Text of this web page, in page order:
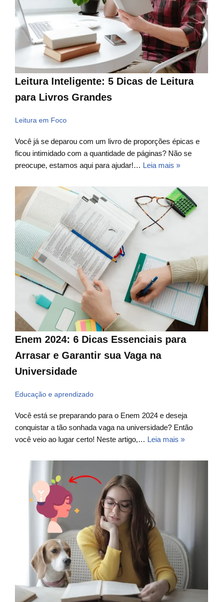
Leitura Inteligente: 5 Dicas de Leitura
para Livros Grandes
Leitura em Foco
Você já se deparou com um livro de proporções épicas e
ficou intimidado com a quantidade de páginas? Não se
preocupe, estamos aqui para ajudar!… Leia mais »
Enem 2024: 6 Dicas Essenciais para
Arrasar e Garantir sua Vaga na
Universidade
Educação e aprendizado
Você está se preparando para o Enem 2024 e deseja
conquistar a tão sonhada vaga na universidade? Então
você veio ao lugar certo! Neste artigo,… Leia mais »